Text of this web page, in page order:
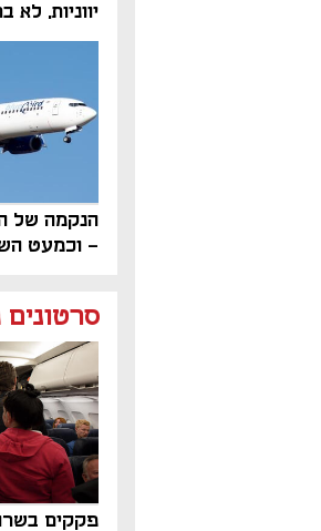
יווניות,
פרויקט
הנקמה של
- וכמעט
סרטונים
פקקים